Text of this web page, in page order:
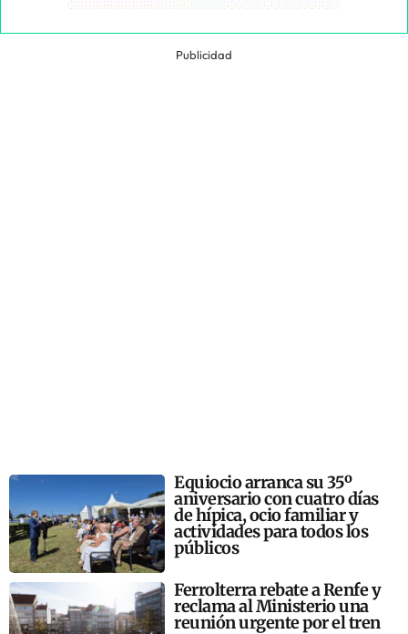
Publicidad
Equiocio arranca su 35º
aniversario con cuatro días
de hípica, ocio familiar y
actividades para todos los
públicos
Ferrolterra rebate a Renfe y
reclama al Ministerio una
reunión urgente por el tren